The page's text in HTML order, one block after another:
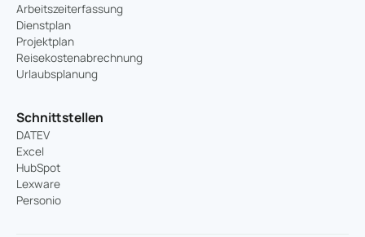
Arbeitszeiterfassung
Dienstplan
Projektplan
Reisekostenabrechnung
Urlaubsplanung
Schnittstellen
DATEV
Excel
HubSpot
Lexware
Personio